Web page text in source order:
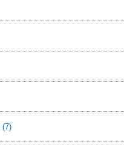
(7)